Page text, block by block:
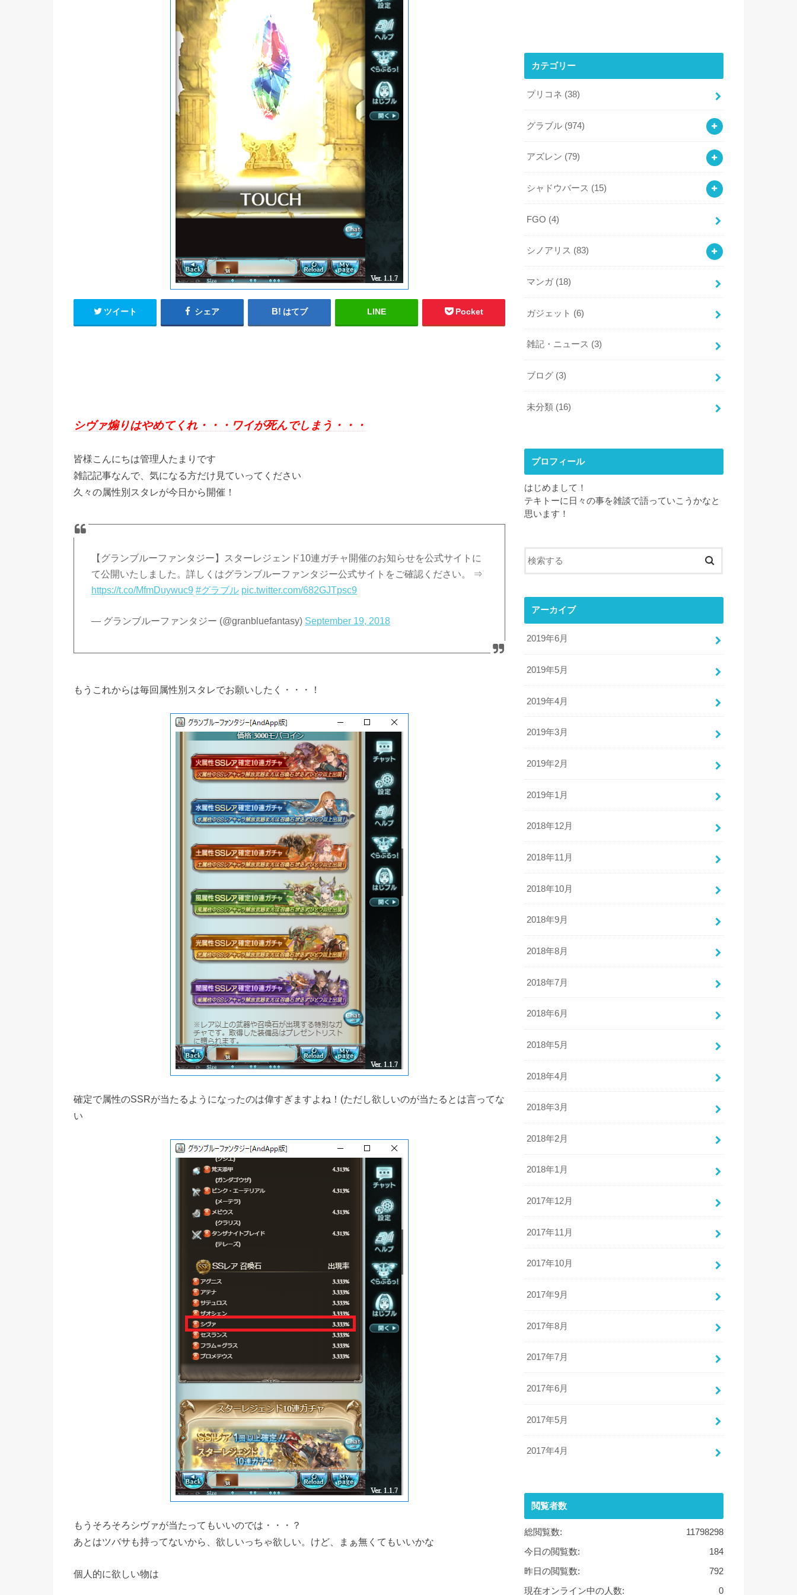
ツイート シェア はてブ LINE Pocket
シヴァ煽りはやめてくれ・・・ワイが死んでしまう・・・
皆様こんにちは管理人たまりです
雑記記事なんで、気になる方だけ見ていってください
久々の属性別スタレが今日から開催！
【グランブルーファンタジー】スターレジェンド10連ガチャ開催のお知らせを公式サイトに
て公開いたしました。詳しくはグランブルーファンタジー公式サイトをご確認ください。 ⇒
https://t.co/MfmDuywuc9 #グラブル pic.twitter.com/682GJTpsc9
— グランブルーファンタジー (@granbluefantasy) September 19, 2018
もうこれからは毎回属性別スタレでお願いしたく・・・！
確定で属性のSSRが当たるようになったのは偉すぎますよね！(ただし欲しいのが当たるとは言ってな
い
もうそろそろシヴァが当たってもいいのでは・・・？
あとはツバサも持ってないから、欲しいっちゃ欲しい。けど、まぁ無くてもいいかな
個人的に欲しい物は
カテゴリー
プリコネ (38)
グラブル (974)
アズレン (79)
シャドウバース (15)
FGO (4)
シノアリス (83)
マンガ (18)
ガジェット (6)
雑記・ニュース (3)
ブログ (3)
未分類 (16)
プロフィール
はじめまして！
テキトーに日々の事を雑談で語っていこうかなと
思います！
アーカイブ
2019年6月
2019年5月
2019年4月
2019年3月
2019年2月
2019年1月
2018年12月
2018年11月
2018年10月
2018年9月
2018年8月
2018年7月
2018年6月
2018年5月
2018年4月
2018年3月
2018年2月
2018年1月
2017年12月
2017年11月
2017年10月
2017年9月
2017年8月
2017年7月
2017年6月
2017年5月
2017年4月
閲覧者数
11798298
総閲覧数:
184
今日の閲覧数:
792
昨日の閲覧数:
0
現在オンライン中の人数: